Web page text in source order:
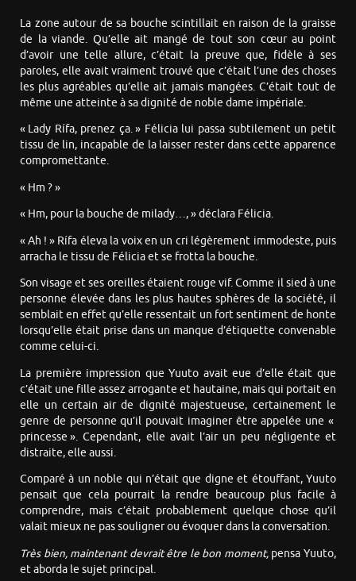
La zone autour de sa bouche scintillait en raison de la graisse
de la viande. Qu’elle ait mangé de tout son cœur au point
d’avoir une telle allure, c’était la preuve que, fidèle à ses
paroles, elle avait vraiment trouvé que c’était l’une des choses
les plus agréables qu’elle ait jamais mangées. C’était tout de
même une atteinte à sa dignité de noble dame impériale.
« Lady Rífa, prenez ça. » Félicia lui passa subtilement un petit
tissu de lin, incapable de la laisser rester dans cette apparence
compromettante.
« Hm ? »
« Hm, pour la bouche de milady…, » déclara Félicia.
« Ah ! » Rífa éleva la voix en un cri légèrement immodeste, puis
arracha le tissu de Félicia et se frotta la bouche.
Son visage et ses oreilles étaient rouge vif. Comme il sied à une
personne élevée dans les plus hautes sphères de la société, il
semblait en effet qu’elle ressentait un fort sentiment de honte
lorsqu’elle était prise dans un manque d’étiquette convenable
comme celui-ci.
La première impression que Yuuto avait eue d’elle était que
c’était une fille assez arrogante et hautaine, mais qui portait en
elle un certain air de dignité majestueuse, certainement le
genre de personne qu’il pouvait imaginer être appelée une «
princesse ». Cependant, elle avait l’air un peu négligente et
distraite, elle aussi.
Comparé à un noble qui n’était que digne et étouffant, Yuuto
pensait que cela pourrait la rendre beaucoup plus facile à
comprendre, mais c’était probablement quelque chose qu’il
valait mieux ne pas souligner ou évoquer dans la conversation.
Très bien, maintenant devrait être le bon moment,pensa Yuuto,
et aborda le sujet principal.